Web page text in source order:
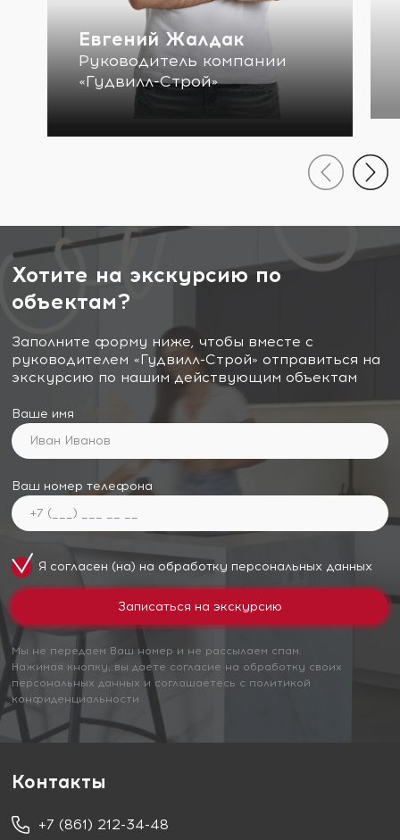
Евгений Жалдак
Руководитель компании
«Гудвилл-Строй»
Хотите на экскурсию по
объектам?
Заполните форму ниже, чтобы вместе с
руководителем «Гудвилл-Строй» отправиться на
экскурсию по нашим действующим объектам
Ваше имя
Ваш номер телефона
Я согласен (на) на обработку персональных данных
Мы не передаем Ваш номер и не рассылаем спам.
Нажимая кнопку, вы даете согласие на обработку своих
персональных данных и соглашаетесь с политикой
конфиденциальности
Контакты
+7 (861) 212-34-48